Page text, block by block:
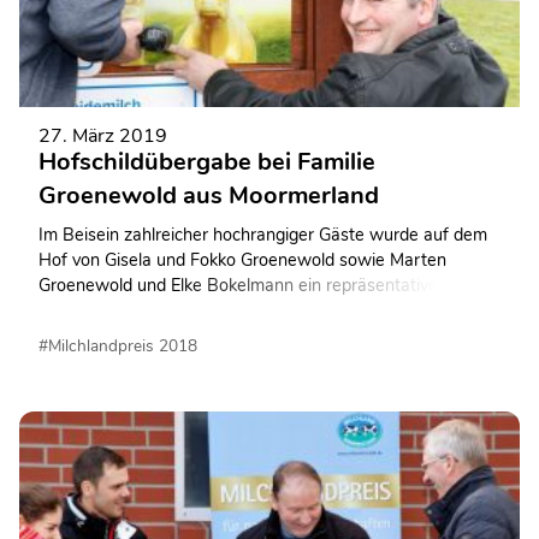
27. März 2019
Hofschildübergabe bei Familie
Groenewold aus Moormerland
Im Beisein zahlreicher hochrangiger Gäste wurde auf dem
Hof von Gisela und Fokko Groenewold sowie Marten
Groenewold und Elke Bokelmann ein repräsentatives
#Milchlandpreis 2018